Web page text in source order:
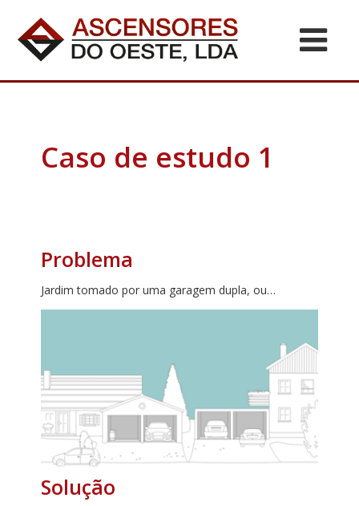
Caso de estudo 1
Problema
Jardim tomado por uma garagem dupla, ou…
Solução